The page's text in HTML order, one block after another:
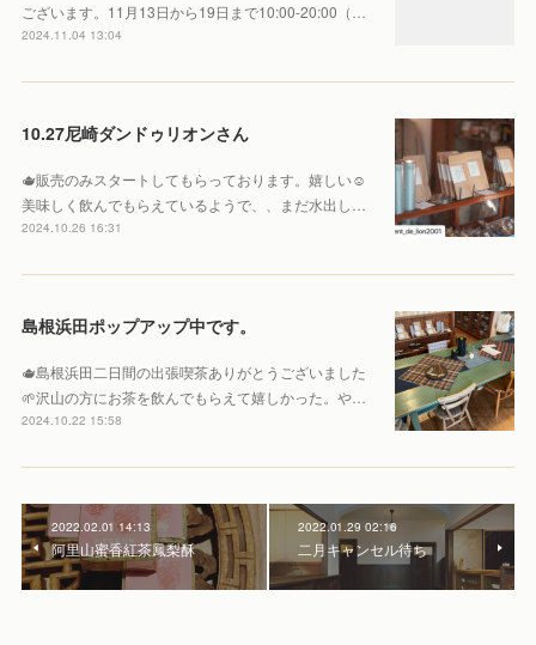
ございます。11月13日から19日まで10:00-20:00（…
2024.11.04 13:04
10.27尼崎ダンドゥリオンさん
🫖販売のみスタートしてもらっております。嬉しい☺️
美味しく飲んでもらえているようで、、まだ水出し…
2024.10.26 16:31
島根浜田ポップアップ中です。
🫖島根浜田二日間の出張喫茶ありがとうございました
🌱沢山の方にお茶を飲んでもらえて嬉しかった。や…
2024.10.22 15:58
2022.02.01 14:13
阿里山蜜香紅茶鳳梨酥
2022.01.29 02:16
二月キャンセル待ち